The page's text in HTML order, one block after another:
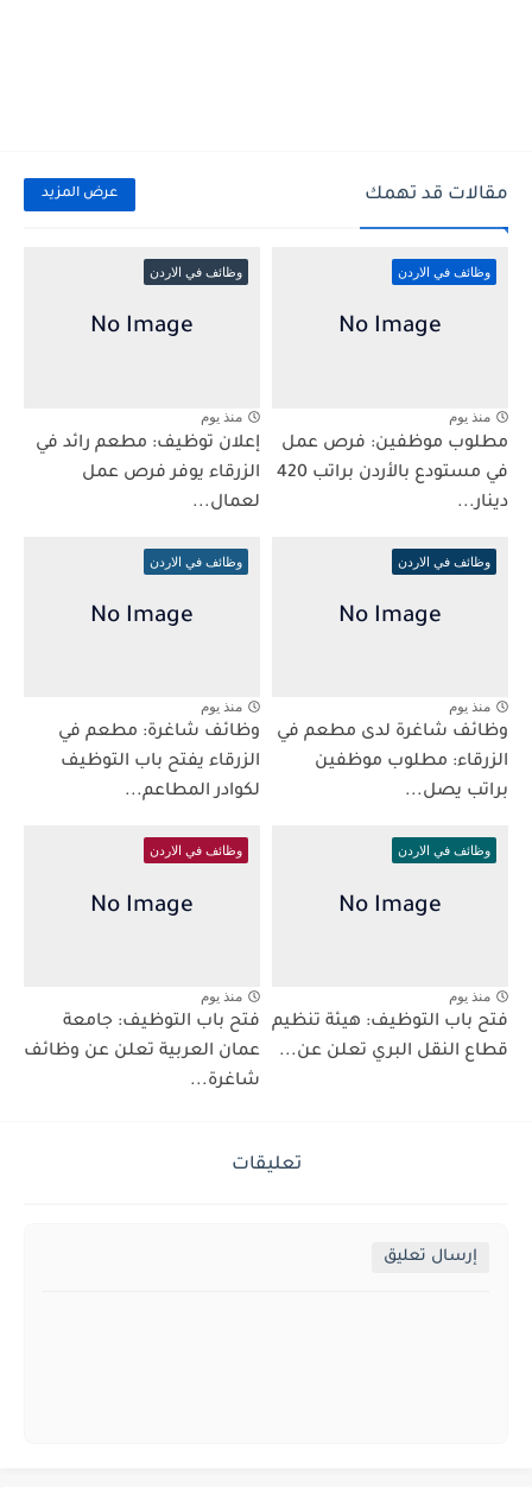
مقالات قد تهمك عرض المزيد
وظائف في الاردن
منذ يوم
مطلوب موظفين: فرص عمل
في مستودع بالأردن براتب 420
دينار...
وظائف في الاردن
منذ يوم
إعلان توظيف: مطعم رائد في
الزرقاء يوفر فرص عمل
لعمال...
وظائف في الاردن
منذ يوم
وظائف شاغرة لدى مطعم في
الزرقاء: مطلوب موظفين
براتب يصل...
وظائف في الاردن
منذ يوم
وظائف شاغرة: مطعم في
الزرقاء يفتح باب التوظيف
لكوادر المطاعم...
وظائف في الاردن
منذ يوم
فتح باب التوظيف: هيئة تنظيم
قطاع النقل البري تعلن عن...
وظائف في الاردن
منذ يوم
فتح باب التوظيف: جامعة
عمان العربية تعلن عن وظائف
شاغرة...
تعليقات
إرسال تعليق